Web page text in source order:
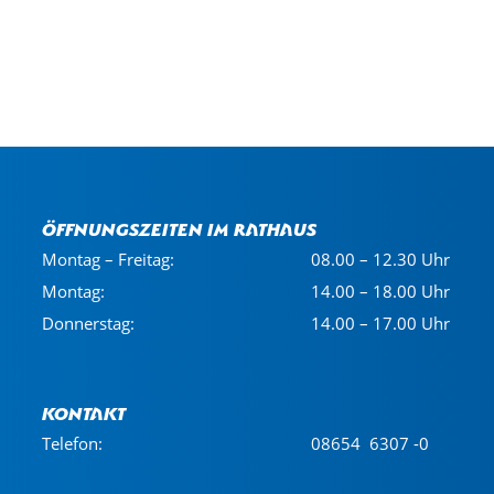
Öffnungszeiten im Rathaus
Montag – Freitag:
08.00 – 12.30 Uhr
Montag:
14.00 – 18.00 Uhr
Donnerstag:
14.00 – 17.00 Uhr
Kontakt
Telefon: 08654 6307 -0